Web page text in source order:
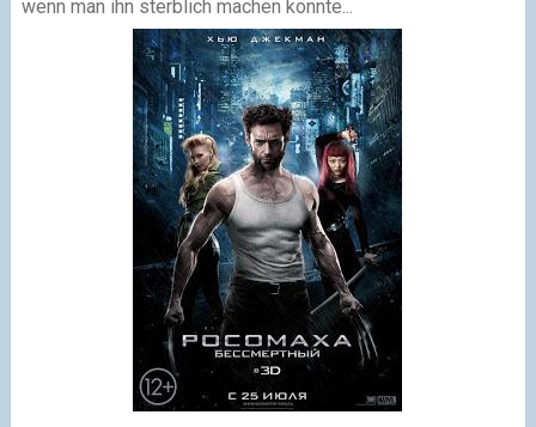
wenn man ihn sterblich machen könnte...